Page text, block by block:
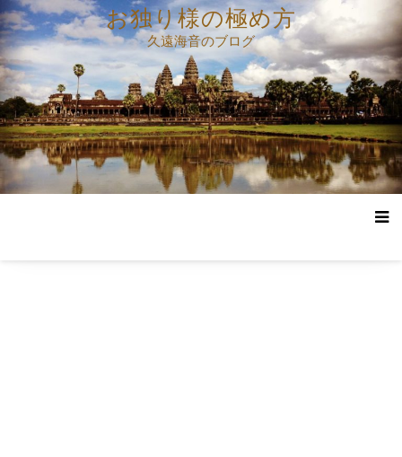
コ
ン
テ
ン
ツ
へ
ス
キ
ッ
お独り様の極め方
久遠海音のブログ